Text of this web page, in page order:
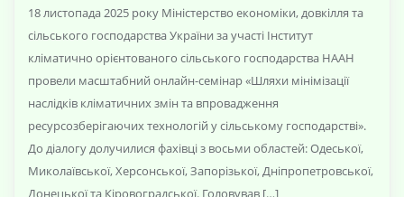
18 листопада 2025 року Міністерство економіки, довкілля та
сільського господарства України за участі Інститут
кліматично орієнтованого сільського господарства НААН
провели масштабний онлайн-семінар «Шляхи мінімізації
наслідків кліматичних змін та впровадження
ресурсозберігаючих технологій у сільському господарстві».
До діалогу долучилися фахівці з восьми областей: Одеської,
Миколаївської, Херсонської, Запорізької, Дніпропетровської,
Донецької та Кіровоградської. Головував […]